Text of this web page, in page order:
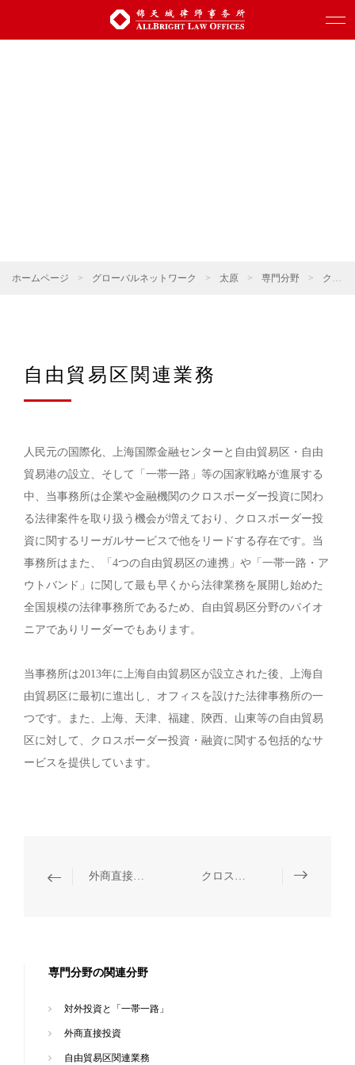
ホームページ > グローバルネットワーク > 太原 > 専門分野 > クロスボーダー投資
自由貿易区関連業務
人民元の国際化、上海国際金融センターと自由貿易区・自由
貿易港の設立、そして「一帯一路」等の国家戦略が進展する
中、当事務所は企業や金融機関のクロスボーダー投資に関わ
る法律案件を取り扱う機会が増えており、クロスボーダー投
資に関するリーガルサービスで他をリードする存在です。当
事務所はまた、「4つの自由貿易区の連携」や「一帯一路・ア
ウトバンド」に関して最も早くから法律業務を展開し始めた
全国規模の法律事務所であるため、自由貿易区分野のパイオ
ニアでありリーダーでもあります。
当事務所は2013年に上海自由貿易区が設立された後、上海自
由貿易区に最初に進出し、オフィスを設けた法律事務所の一
つです。また、上海、天津、福建、陝西、山東等の自由貿易
区に対して、クロスボーダー投資・融資に関する包括的なサ
ービスを提供しています。
外商直接投資 クロスボーダー投資とコンプライアンス
専門分野の関連分野
対外投資と「一帯一路」
外商直接投資
自由貿易区関連業務